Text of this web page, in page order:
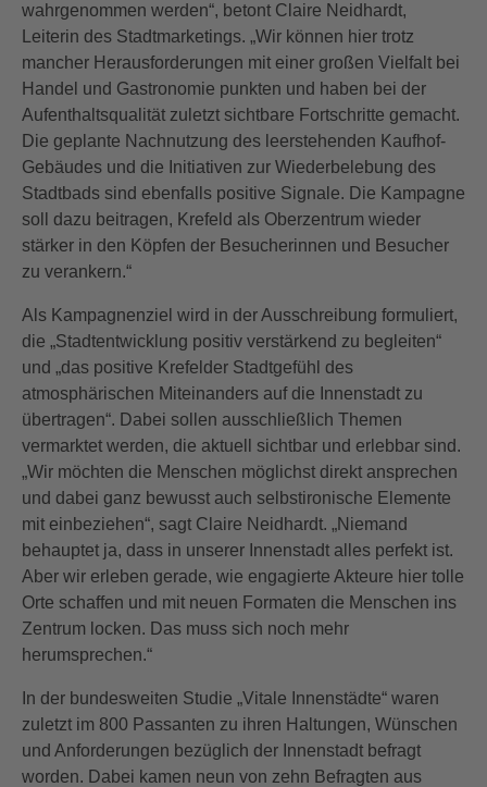
wahrgenommen werden“, betont Claire Neidhardt,
Leiterin des Stadtmarketings. „Wir können hier trotz
mancher Herausforderungen mit einer großen Vielfalt bei
Handel und Gastronomie punkten und haben bei der
Aufenthaltsqualität zuletzt sichtbare Fortschritte gemacht.
Die geplante Nachnutzung des leerstehenden Kaufhof-
Gebäudes und die Initiativen zur Wiederbelebung des
Stadtbads sind ebenfalls positive Signale. Die Kampagne
soll dazu beitragen, Krefeld als Oberzentrum wieder
stärker in den Köpfen der Besucherinnen und Besucher
zu verankern.“
Als Kampagnenziel wird in der Ausschreibung formuliert,
die „Stadtentwicklung positiv verstärkend zu begleiten“
und „das positive Krefelder Stadtgefühl des
atmosphärischen Miteinanders auf die Innenstadt zu
übertragen“. Dabei sollen ausschließlich Themen
vermarktet werden, die aktuell sichtbar und erlebbar sind.
„Wir möchten die Menschen möglichst direkt ansprechen
und dabei ganz bewusst auch selbstironische Elemente
mit einbeziehen“, sagt Claire Neidhardt. „Niemand
behauptet ja, dass in unserer Innenstadt alles perfekt ist.
Aber wir erleben gerade, wie engagierte Akteure hier tolle
Orte schaffen und mit neuen Formaten die Menschen ins
Zentrum locken. Das muss sich noch mehr
herumsprechen.“
In der bundesweiten Studie „Vitale Innenstädte“ waren
zuletzt im 800 Passanten zu ihren Haltungen, Wünschen
und Anforderungen bezüglich der Innenstadt befragt
worden. Dabei kamen neun von zehn Befragten aus